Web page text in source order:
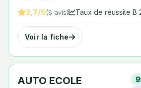
2,7/5(6 avis) Taux de réussite B
Voir la fiche
AUTO ECOLE